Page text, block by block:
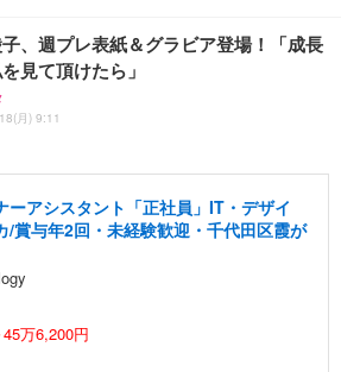
、週プレ表紙＆グラビア登場！「成長
見て頂けたら」
月) 9:11
ーアシスタント「正社員」IT・デザイ
/賞与年2回・未経験歓迎・千代田区霞が
万6,200円